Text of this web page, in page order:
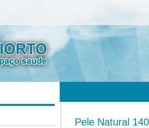
Pele Natural